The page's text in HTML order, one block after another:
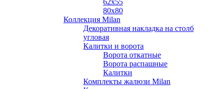
62х55
80х80
Коллекция Milan
Декоративная накладка на столб
угловая
Калитки и ворота
Ворота откатные
Ворота распашные
Калитки
Комплекты жалюзи Milan